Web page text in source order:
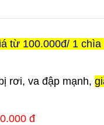
từ 100.000đ/ 1
rơi, va đập mạnh,
đ